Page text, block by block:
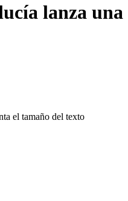
lanza una